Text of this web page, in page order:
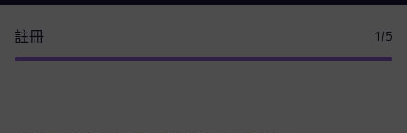
註冊 1 /5